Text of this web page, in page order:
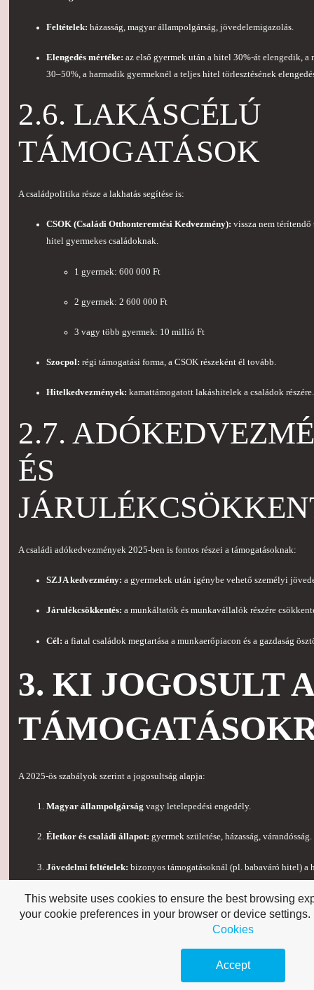
Feltételek: házasság, magyar állampolgárság, jövedelemigazolás.
Elengedés mértéke: az első gyermek után a hitel 30%-át elengedik,
30–50%, a harmadik gyermeknél a teljes hitel törlesztésének
2.6. LAKÁSCÉLÚ
TÁMOGATÁSOK
A családpolitika része a lakhatás segítése is:
CSOK (Családi Otthonteremtési Kedvezmény): vissza nem térítendő
hitel gyermekes családoknak.
1 gyermek: 600 000 Ft
2 gyermek: 2 600 000 Ft
3 vagy több gyermek: 10 millió Ft
Szocpol: régi támogatási forma, a CSOK részeként él tovább.
Hitelkedvezmények: kamattámogatott lakáshitelek a családok részére.
2.7.
ÉS
A családi adókedvezmények 2025-ben is fontos részei a támogatásoknak:
SZJA kedvezmény: a gyermekek után igénybe vehető személyi
Járulékcsökkentés: a munkáltatók és munkavállalók részére
Cél: a fiatal családok megtartása a munkaerőpiacon és a gazdaság
3. KI JOGOSULT A
A 2025-ös szabályok szerint a jogosultság alapja:
Magyar állampolgárság vagy letelepedési engedély.
Életkor és családi állapot: gyermek születése, házasság, várandósság.
Jövedelmi feltételek: bizonyos támogatásoknál (pl. babaváró hitel) a
Gyermekek száma:nagycsaládos kedvezményeknél 3 vagy több
Fontos tudni, hogy a támogatások kombinálhatók, de vannakfelső határok
This website uses cookies to ensure the best browsing
your cookie preferences in your browser or device settings.
Cookies
Accept